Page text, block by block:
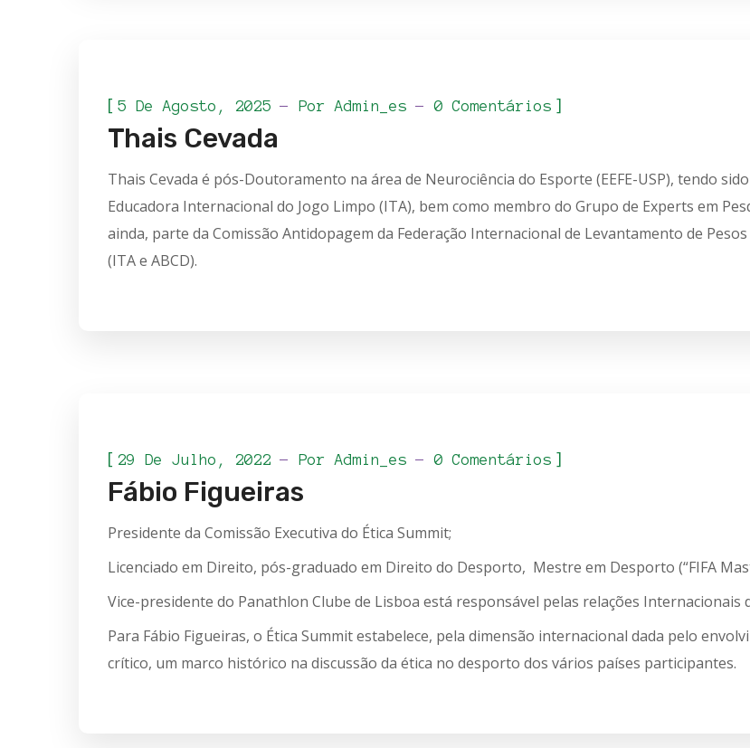
[ 5 De Agosto, 2025 Por Admin_es 0 Comentários ]
Thais Cevada
Thais Cevada é pós-Doutoramento na área de Neurociência do Esporte (EEFE-USP), tendo
Educadora Internacional do Jogo Limpo (ITA), bem como membro do Grupo de Experts em
ainda, parte da Comissão Antidopagem da Federação Internacional de Levantamento de
(ITA e ABCD).
[ 29 De Julho, 2022 Por Admin_es 0 Comentários ]
Fábio Figueiras
Presidente da Comissão Executiva do Ética Summit;
Licenciado em Direito, pós-graduado em Direito do Desporto, Mestre em Desporto (“FIFA
Vice-presidente do Panathlon Clube de Lisboa está responsável pelas relações Internacionais
Para Fábio Figueiras, o Ética Summit estabelece, pela dimensão internacional dada pelo
crítico, um marco histórico na discussão da ética no desporto dos vários países participantes.